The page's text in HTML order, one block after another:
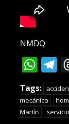
NMDQ
Tags:
mecánica
Martín